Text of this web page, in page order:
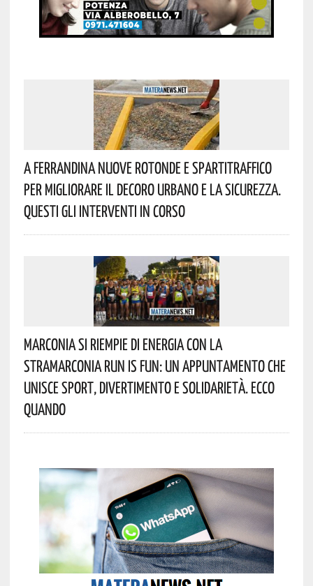
A Ferrandina Nuove Rotonde E Spartitraffico
Per Migliorare Il Decoro Urbano E La Sicurezza.
Questi Gli Interventi In Corso
Marconia Si Riempie Di Energia Con La
StraMarconia Run Is Fun: Un Appuntamento Che
Unisce Sport, Divertimento E Solidarietà. Ecco
Quando